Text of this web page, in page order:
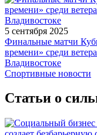
5 сентября 2025
Финальные матчи
времени» среди
Владивостоке
Спортивные новости
Статьи о